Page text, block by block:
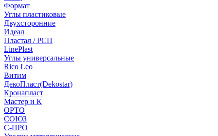
Формат
Углы пластиковые
Двухсторонние
Идеал
Пластал / РСП
LinePlast
Углы универсальные
Rico Leo
Витим
ДекоПласт(Dekostar)
Кронапласт
Мастер и К
ОРТО
СОЮЗ
С-ПРО